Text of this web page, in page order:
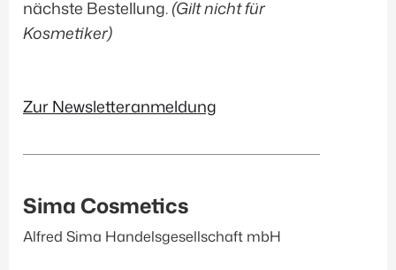
nächste Bestellung.(Gilt nicht für
Kosmetiker)
Zur Newsletteranmeldung
Sima Cosmetics
Alfred Sima Handelsgesellschaft mbH